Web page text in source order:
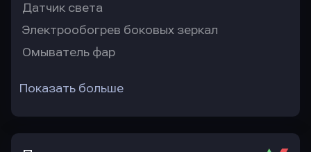
Датчик света
Электрообогрев боковых зеркал
Омыватель фар
Показать больше